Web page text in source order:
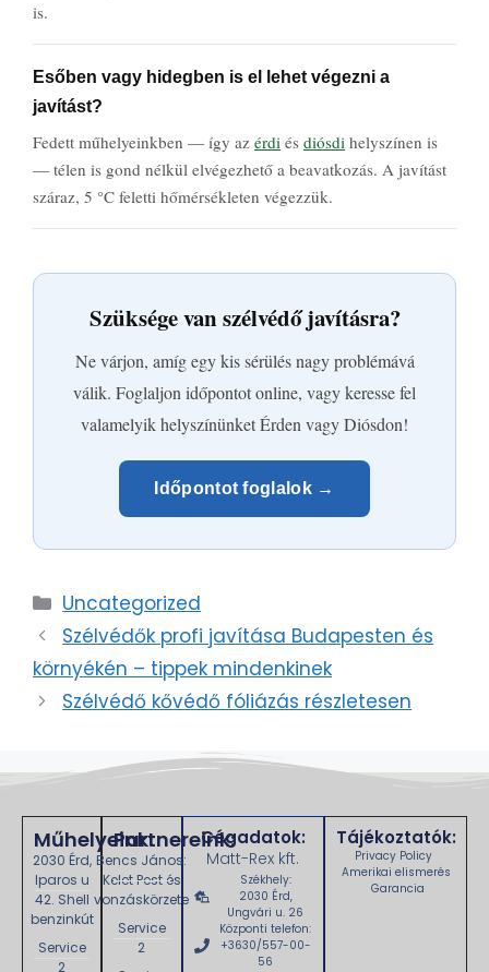
is.
Esőben vagy hidegben is el lehet végezni a
javítást?
Fedett műhelyeinkben — így az érdi és diósdi helyszínen is
— télen is gond nélkül elvégezhető a beavatkozás. A javítást
száraz, 5 °C feletti hőmérsékleten végezzük.
Szüksége van szélvédő javításra?
Ne várjon, amíg egy kis sérülés nagy problémává
válik. Foglaljon időpontot online, vagy keresse fel
valamelyik helyszínünket Érden vagy Diósdon!
Időpontot foglalok →
Uncategorized
Szélvédők profi javítása Budapesten és
környékén – tippek mindenkinek
Szélvédő kővédő fóliázás részletesen
Műhelyeink:
2030 Érd,
Iparos u
42. Shell
benzinkút
Service
2
Partnereink:
Bencs János:
Kelet Pest és
vonzáskörzete
Service
2
Cégadatok:
Matt-Rex kft.
Székhely:
2030 Érd,
Ungvári u. 26
Központi telefon:
+3630/557-00-
56
Tájékoztatók:
Privacy Policy
Amerikai elismerés
Garancia